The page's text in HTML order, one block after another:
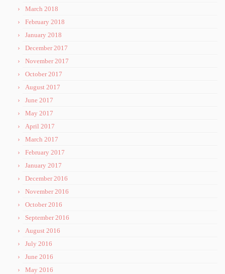
March 2018
February 2018
January 2018
December 2017
November 2017
October 2017
August 2017
June 2017
May 2017
April 2017
March 2017
February 2017
January 2017
December 2016
November 2016
October 2016
September 2016
August 2016
July 2016
June 2016
May 2016